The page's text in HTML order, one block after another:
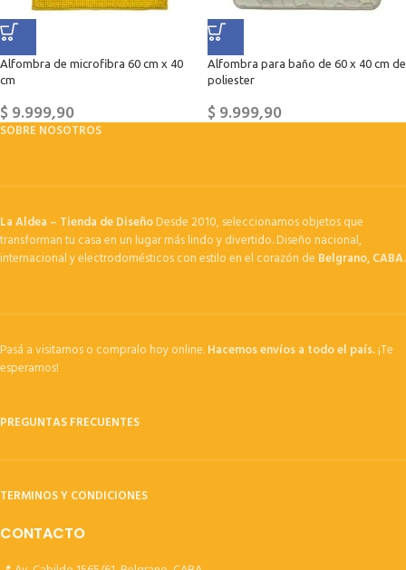
Alfombra de microfibra 60 cm x 40
cm
$9.999,90
Alfombra para baño de 60 x 40 cm de
poliester
$9.999,90
SOBRE NOSOTROS
La Aldea – Tienda de DiseñoDesde 2010, seleccionamos objetos que
transforman tu casa en un lugar más lindo y divertido. Diseño nacional,
internacional y electrodomésticos con estilo en el corazón de Belgrano, CABA.
Pasá a visitarnos o compralo hoy online.Hacemos envíos a todo el país.¡Te
esperamos!
PREGUNTAS FRECUENTES
TERMINOS Y CONDICIONES
CONTACTO